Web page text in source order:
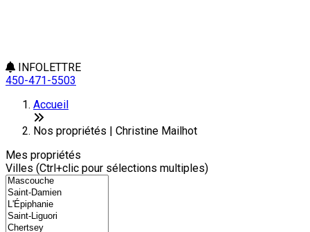
INFOLETTRE
450-471-5503
+
−
Accueil
Nos propriétés | Christine Mailhot
Mes propriétés
Villes (Ctrl+clic pour sélections multiples)